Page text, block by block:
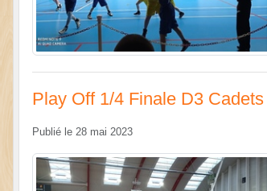
Play Off 1/4 Finale D3 Cadets
Publié le 28 mai 2023